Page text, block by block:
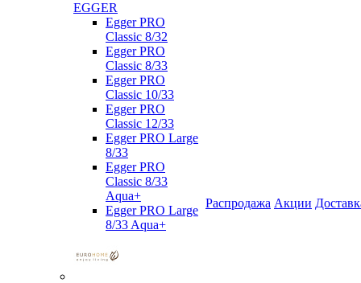
EGGER
Egger PRO
Classic 8/32
Egger PRO
Classic 8/33
Egger PRO
Classic 10/33
Egger PRO
Classic 12/33
Egger PRO Large
8/33
Egger PRO
Classic 8/33
Aqua+
Egger PRO Large
8/33 Aqua+
Распродажа Акции